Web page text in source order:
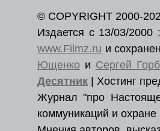
© COPYRIGHT 2000-
Издается с 13/03/2000
www.Filmz.ru и
Ющенко и Сергей
Десятник | Хостинг
Журнал "про
коммуникаций и